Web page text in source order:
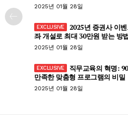
2025년 01월 28일
2025년 증권사 이
좌 개설로 최대 30만원 받는 방
2025년 01월 28일
직무교육의 혁명:
만족한 맞춤형 프로그램의 비밀
2025년 01월 28일